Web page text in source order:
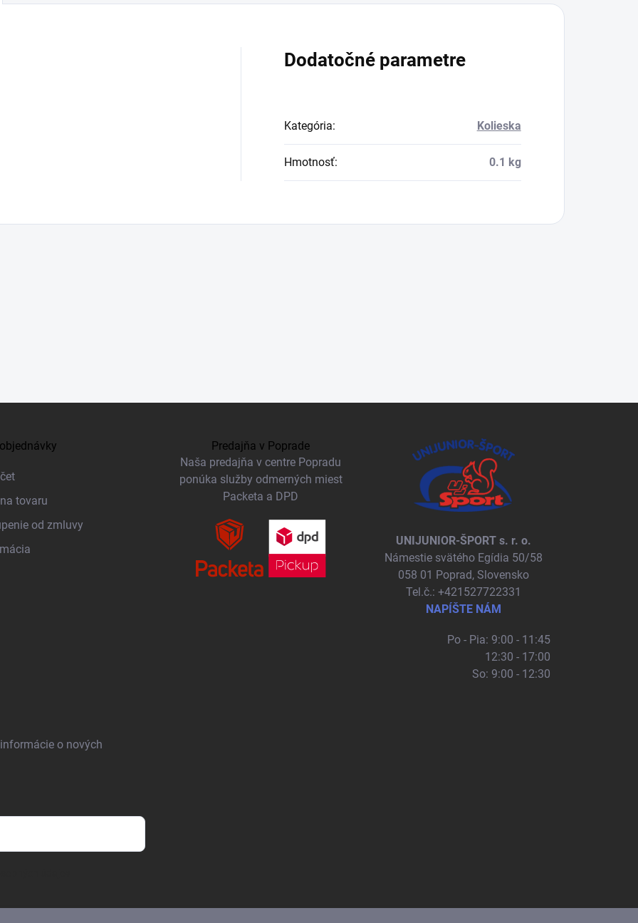
Dodatočné parametre
Kategória: Kolieska
Hmotnosť: 0.1 kg
tovaru
od zmluvy
Predajňa v Poprade
Naša predajňa v centre Popradu
ponúka služby odmerných miest
Packeta a DPD
UNIJUNIOR-ŠPORT s. r. o.
Námestie svätého Egídia 50/58
058 01 Poprad, Slovensko
Tel.č.: +421527722331
NAPÍŠTE NÁM
Po - Pia: 9:00 - 11:45
12:30 - 17:00
So: 9:00 - 12:30
o nových